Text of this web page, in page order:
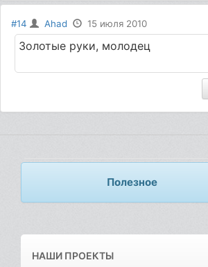
#14 Ahad 15 июля 2010
Золотые руки, молодец
Полезное
НАШИ ПРОЕКТЫ